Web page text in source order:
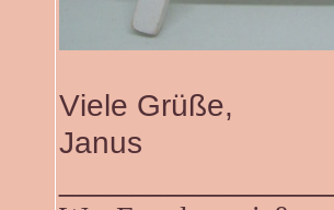
Viele Grüße,
Janus